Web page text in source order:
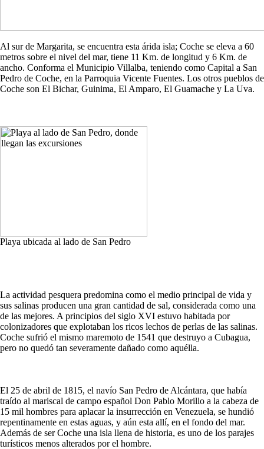
Al sur de Margarita, se encuentra esta árida isla; Coche se eleva a 60
metros sobre el nivel del mar, tiene 11 Km. de longitud y 6 Km. de
ancho. Conforma el Municipio Villalba, teniendo como Capital a San
Pedro de Coche, en la Parroquia Vicente Fuentes. Los otros pueblos de
Coche son El Bichar, Guinima, El Amparo, El Guamache y La Uva.
Playa ubicada al lado de San Pedro
La actividad pesquera predomina como el medio principal de vida y
sus salinas producen una gran cantidad de sal, considerada como una
de las mejores. A principios del siglo XVI estuvo habitada por
colonizadores que explotaban los ricos lechos de perlas de las salinas.
Coche sufrió el mismo maremoto de 1541 que destruyo a Cubagua,
pero no quedó tan severamente dañado como aquélla.
El 25 de abril de 1815, el navío San Pedro de Alcántara, que había
traído al mariscal de campo español Don Pablo Morillo a la cabeza de
15 mil hombres para aplacar la insurrección en Venezuela, se hundió
repentinamente en estas aguas, y aún esta allí, en el fondo del mar.
Además de ser Coche una isla llena de historia, es uno de los parajes
turísticos menos alterados por el hombre.